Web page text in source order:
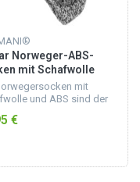
Norweger-ABS-
mit Schafwolle
mit
und ABS sind der
Jahreszeit.
€